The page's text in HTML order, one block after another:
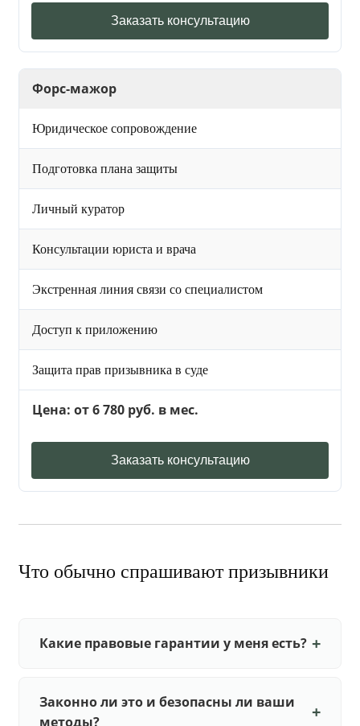
Заказать консультацию
Форс-мажор
Юридическое сопровождение
Подготовка плана защиты
Личный куратор
Консультации юриста и врача
Экстренная линия связи со специалистом
Доступ к приложению
Защита прав призывника в суде
Цена: от 6 780 руб. в мес.
Заказать консультацию
Что обычно спрашивают призывники
Какие правовые гарантии у меня есть?
Законно ли это и безопасны ли ваши
методы?